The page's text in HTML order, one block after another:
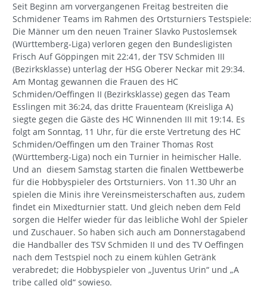
Seit Beginn am vorvergangenen Freitag bestreiten die
Schmidener Teams im Rahmen des Ortsturniers Testspiele:
Die Männer um den neuen Trainer Slavko Pustoslemsek
(Württemberg-Liga) verloren gegen den Bundesligisten
Frisch Auf Göppingen mit 22:41, der TSV Schmiden III
(Bezirksklasse) unterlag der HSG Oberer Neckar mit 29:34.
Am Montag gewannen die Frauen des HC
Schmiden/Oeffingen II (Bezirksklasse) gegen das Team
Esslingen mit 36:24, das dritte Frauenteam (Kreisliga A)
siegte gegen die Gäste des HC Winnenden III mit 19:14. Es
folgt am Sonntag, 11 Uhr, für die erste Vertretung des HC
Schmiden/Oeffingen um den Trainer Thomas Rost
(Württemberg-Liga) noch ein Turnier in heimischer Halle.
Und an diesem Samstag starten die finalen Wettbewerbe
für die Hobbyspieler des Ortsturniers. Von 11.30 Uhr an
spielen die Minis ihre Vereinsmeisterschaften aus, zudem
findet ein Mixedturnier statt. Und gleich neben dem Feld
sorgen die Helfer wieder für das leibliche Wohl der Spieler
und Zuschauer. So haben sich auch am Donnerstagabend
die Handballer des TSV Schmiden II und des TV Oeffingen
nach dem Testspiel noch zu einem kühlen Getränk
verabredet; die Hobbyspieler von „Juventus Urin“ und „A
tribe called old“ sowieso.